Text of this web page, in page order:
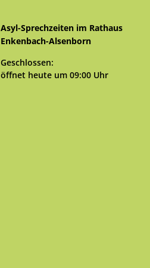
Asyl-Sprechzeiten im Rathaus
Enkenbach-Alsenborn
Klicken, um weitere Öffnungs- oder
Geschlossen:
öffnet heute um 09:00 Uhr